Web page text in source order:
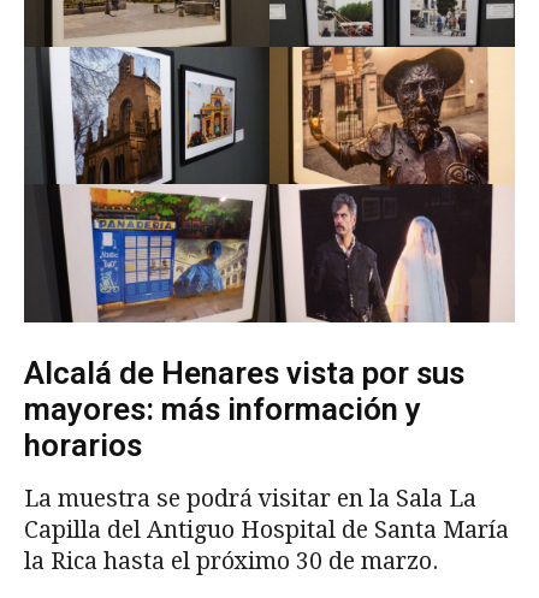
Alcalá de Henares vista por sus
mayores: más información y
horarios
La muestra se podrá visitar en la Sala La
Capilla del Antiguo Hospital de Santa María
la Rica hasta el próximo 30 de marzo.